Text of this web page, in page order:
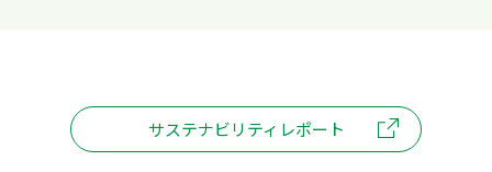
サステナビリティレポート